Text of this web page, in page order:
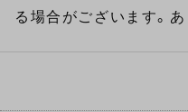
る場合がございます。